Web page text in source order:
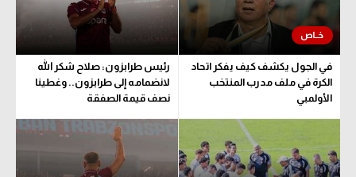
في الجول يكشف كيف يفكر اتحاد
الكرة في ملف مدرب المنتخب
الأولمبي
رئيس طرابزون: صلاح شكر الله
لانضمامه إلى طرابزون.. وغطينا
نصف قيمة الصفقة